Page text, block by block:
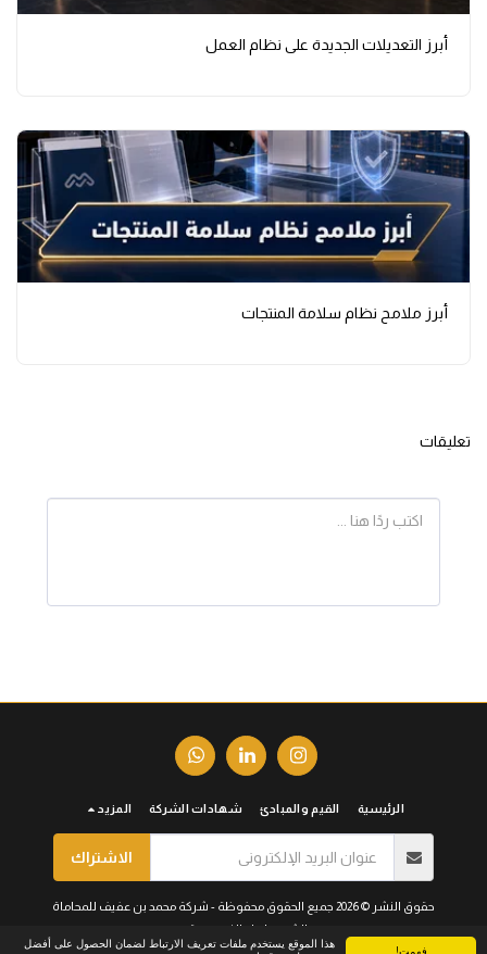
فهمت!
هذا الموقع يستخدم ملفات تعريف الارتباط لضمان الحصول على أفضل
أبرز التعديلات الجديدة على نظام العمل
أبرز ملامح نظام سلامة المنتجات
تعليقات
الرئيسية القيم والمبادئ شهادات الشركة المزيد
الاشتراك
حقوق النشر © 2026 جميع الحقوق محفوظة -
شركة محمد بن عفيف للمحاماة
الشروط
| الخصوصية